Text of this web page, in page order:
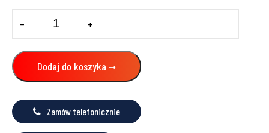
ZAWÓR
GRZEJNIKOWY
POWROTNY
PROSTY
- +
Dodaj do koszyka
Zamów telefonicznie